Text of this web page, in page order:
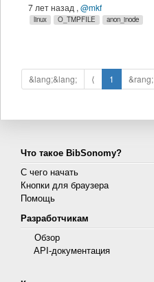
7 лет назад , @mkf
linux O_TMPFILE anon_inode
&lang;&lang; ⟨ 1 &rang;
Что такое BibSonomy?
С чего начать
Кнопки для браузера
Помощь
Разработчикам
Обзор
API-документация